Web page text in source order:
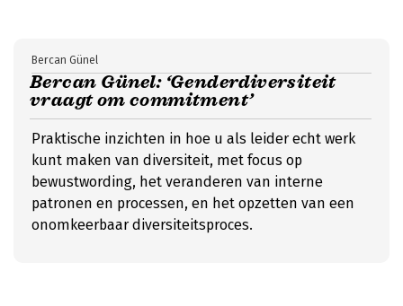
Bercan Günel: ‘Genderdiversiteit
vraagt om commitment’
Bercan Günel
Praktische inzichten in hoe u als leider echt werk
kunt maken van diversiteit, met focus op
bewustwording, het veranderen van interne
patronen en processen, en het opzetten van een
onomkeerbaar diversiteitsproces.